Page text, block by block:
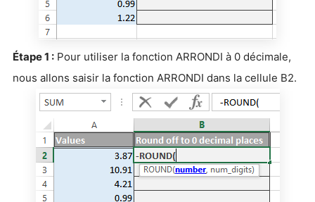
Étape 1 : Pour utiliser la fonction ARRONDI à 0 décimale,
nous allons saisir la fonction ARRONDI dans la cellule B2.